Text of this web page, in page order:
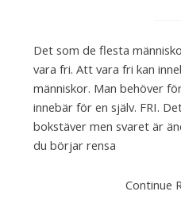
Det som de flesta
vara fri. Att vara fri kan
människor. Man behöver
innebär för en själv. FRI.
bokstäver men svaret är
du börjar rensa
Continue